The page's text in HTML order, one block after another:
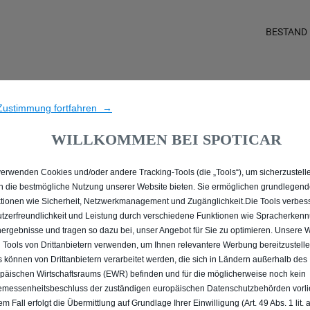
BESTAND
ALLE MIT DIESEL
fortfahren →
WILLKOMMEN BEI SPOTICAR
Cookies und/oder andere Tracking-Tools (die „Tools“), um
die bestmögliche Nutzung unserer Website bieten. Sie ermöglichen
wie Sicherheit, Netzwerkmanagement und Zugänglichkeit.Die Tools
und Leistung durch verschiedene Funktionen wie
und tragen so dazu bei, unser Angebot für Sie zu optimieren. Unsere
Tools von Drittanbietern verwenden, um Ihnen relevantere Werbung
können von Drittanbietern verarbeitet werden, die sich in Ländern außerhalb des
Wirtschaftsraums (EWR) befinden und für die möglicherweise noch kein
der zuständigen europäischen Datenschutzbehörden
Fall erfolgt die Übermittlung auf Grundlage Ihrer Einwilligung (Art. 49 Abs. 1 lit.